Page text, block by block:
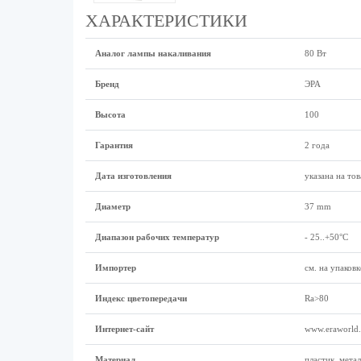
ХАРАКТЕРИСТИКИ
Аналог лампы накаливания 80 Вт
Бренд ЭРА
Высота 100
Гарантия 2 года
Дата изготовления указана на
Диаметр 37 mm
Диапазон рабочих температур - 25..+50°C
Импортер см. на
Индекс цветопередачи Ra>80
Интернет-сайт